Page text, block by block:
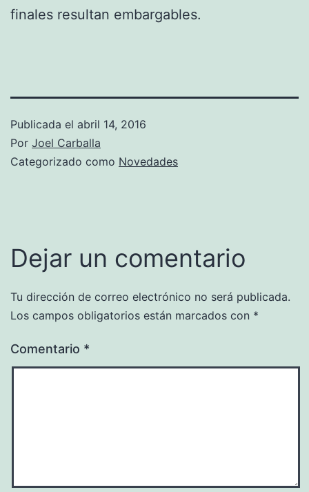
finales resultan embargables.
Publicada el abril 14, 2016
Por Joel Carballa
Categorizado como Novedades
Dejar un comentario
Tu dirección de correo electrónico no será publicada.
Los campos obligatorios están marcados con *
Comentario *